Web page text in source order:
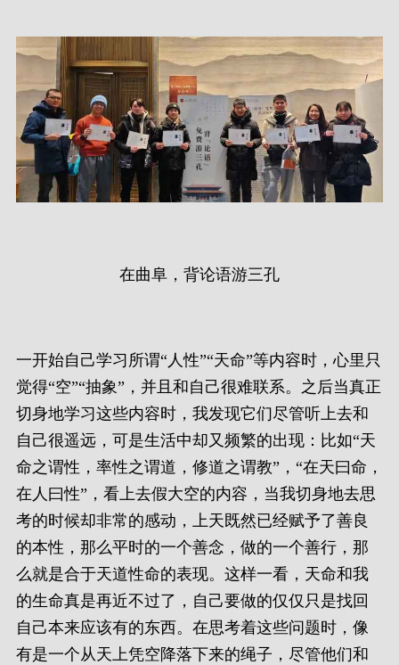
在曲阜，背论语游三孔
一开始自己学习所谓“人性”“天命”等内容时，心里只
觉得“空”“抽象”，并且和自己很难联系。之后当真正
切身地学习这些内容时，我发现它们尽管听上去和
自己很遥远，可是生活中却又频繁的出现：比如“天
命之谓性，率性之谓道，修道之谓教”，“在天曰命，
在人曰性”，看上去假大空的内容，当我切身地去思
考的时候却非常的感动，上天既然已经赋予了善良
的本性，那么平时的一个善念，做的一个善行，那
么就是合于天道性命的表现。这样一看，天命和我
的生命真是再近不过了，自己要做的仅仅只是找回
自己本来应该有的东西。在思考着这些问题时，像
有是一个从天上凭空降落下来的绳子，尽管他们和